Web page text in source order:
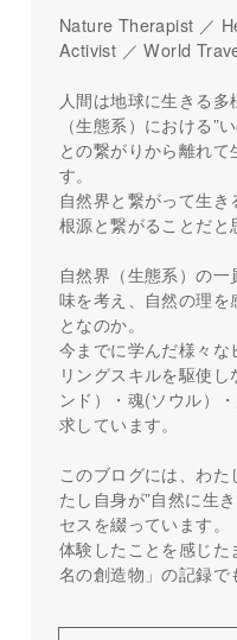
Nature Therapist ／
Activist ／ World
人間は地球に生きる
（生態系）における”
との繋がりから離れ
す。
自然界と繋がって生
根源と繋がることだと
自然界（生態系）の
味を考え、自然の理を
となのか。
今までに学んだ様々
リングスキルを駆使
ンド）・魂(ソウル）
求しています。
このブログには、わ
たし自身が”自然に生
セスを綴っています。
体験したことを感じた
名の創造物」の記録で